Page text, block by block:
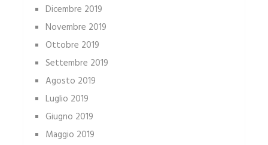
Dicembre 2019
Novembre 2019
Ottobre 2019
Settembre 2019
Agosto 2019
Luglio 2019
Giugno 2019
Maggio 2019